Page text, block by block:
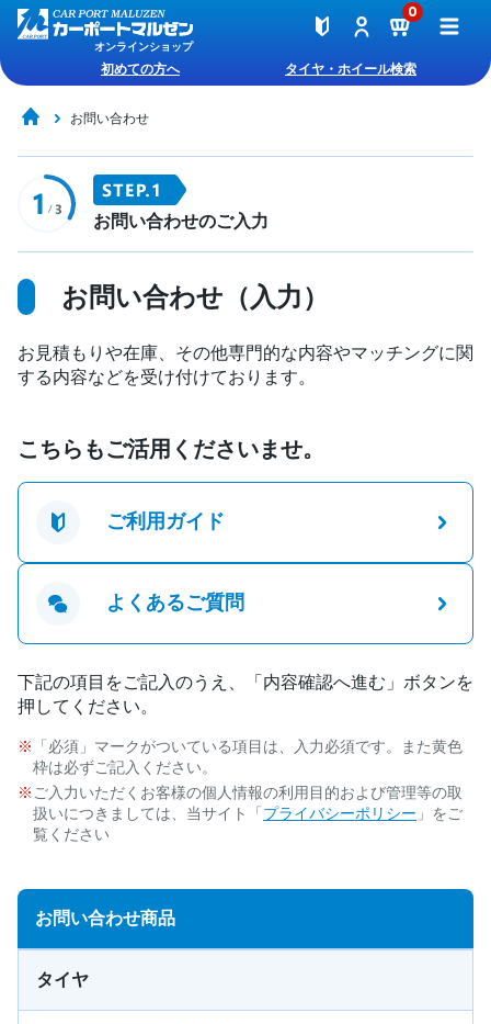
オンラインショップ
0
初めての方へ タイヤ・ホイール検索
お問い合わせ
お問い合わせのご入力
お問い合わせ（入力）
お見積もりや在庫、その他専門的な内容やマッチングに関
する内容などを受け付けております。
こちらもご活用くださいませ。
ご利用ガイド
よくあるご質問
下記の項目をご記入のうえ、「内容確認へ進む」ボタンを
押してください。
「必須」マークがついている項目は、入力必須です。また黄色
枠は必ずご記入ください。
ご入力いただくお客様の個人情報の利用目的および管理等の取
扱いにつきましては、当サイト「 プライバシーポリシー 」をご
覧ください
お問い合わせ商品
タイヤ